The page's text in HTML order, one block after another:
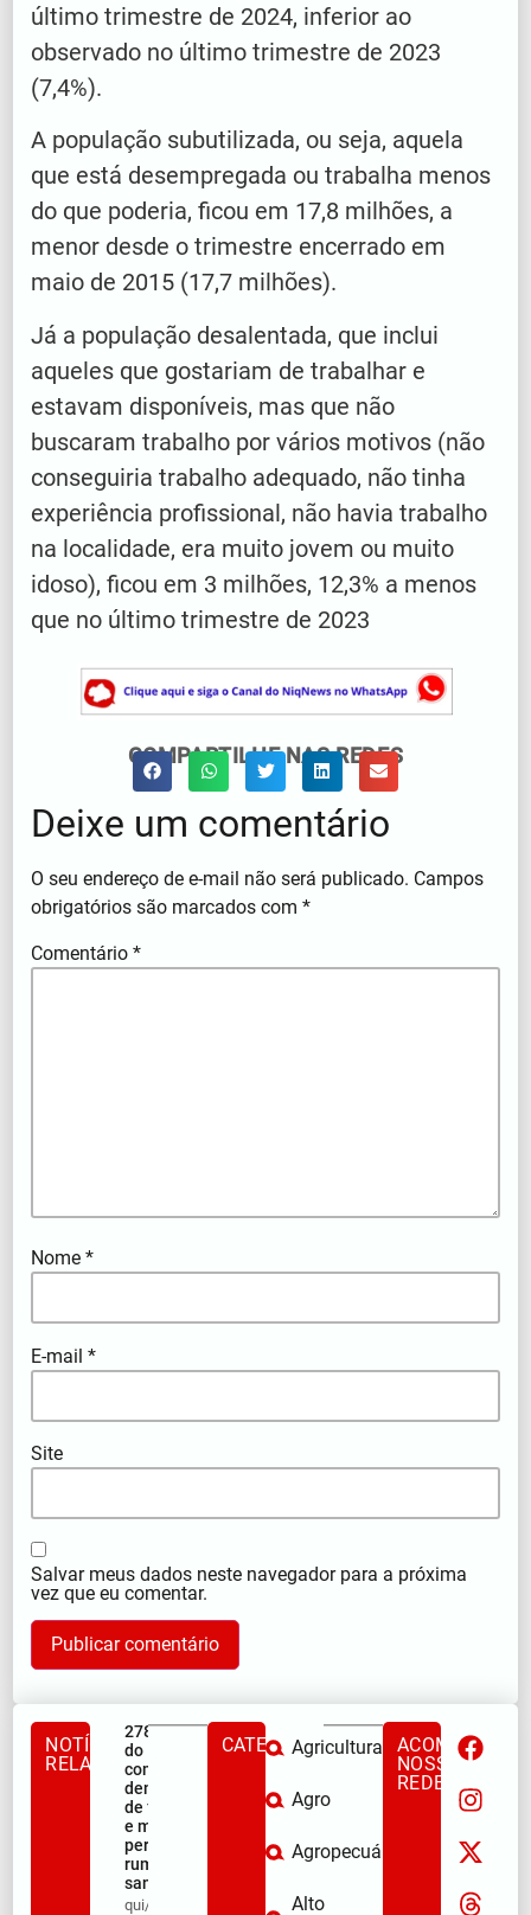
último trimestre de 2024, inferior ao
observado no último trimestre de 2023
(7,4%).
A população subutilizada, ou seja, aquela
que está desempregada ou trabalha menos
do que poderia, ficou em 17,8 milhões, a
menor desde o trimestre encerrado em
maio de 2015 (17,7 milhões).
Já a população desalentada, que inclui
aqueles que gostariam de trabalhar e
estavam disponíveis, mas que não
buscaram trabalho por vários motivos (não
conseguiria trabalho adequado, não tinha
experiência profissional, não havia trabalho
na localidade, era muito jovem ou muito
idoso), ficou em 3 milhões, 12,3% a menos
que no último trimestre de 2023
COMPARTILHE NAS REDES
Deixe um comentário
O seu endereço de e-mail não será publicado. Campos
obrigatórios são marcados com*
Comentário*
Nome*
E-mail*
Site
Salvar meus dados neste navegador para a próxima
vez que eu comentar.
NOTÍCIAS
RELACIONADAS
278ª Romaria
do Muquém
começa com
demonstração
de fé, emoção
e milhares de
peregrinos
rumo ao
santuário
qui/08/2026
CATEGORIASAgricultura
Agro
Agropecuária
Alto
ACOMPANHE
NOSSAS
REDES